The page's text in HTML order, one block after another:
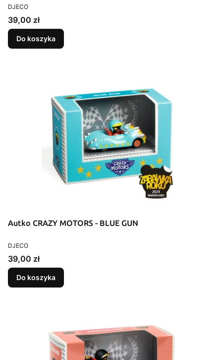
PRODUCENT
DJECO
Cena
39,00 zł
Do koszyka
Autko CRAZY MOTORS - BLUE GUN
PRODUCENT
DJECO
Cena
39,00 zł
Do koszyka